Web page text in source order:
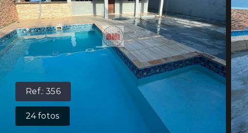
Ref.:356
24fotos